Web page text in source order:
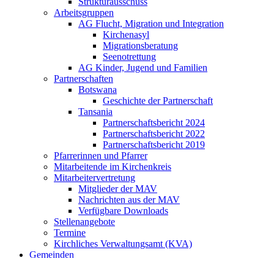
Arbeitsgruppen
AG Flucht, Migration und Integration
Kirchenasyl
Migrationsberatung
Seenotrettung
AG Kinder, Jugend und Familien
Partnerschaften
Botswana
Geschichte der Partnerschaft
Tansania
Partnerschaftsbericht 2024
Partnerschaftsbericht 2022
Partnerschaftsbericht 2019
Pfarrerinnen und Pfarrer
Mitarbeitende im Kirchenkreis
Mitarbeitervertretung
Mitglieder der MAV
Nachrichten aus der MAV
Verfügbare Downloads
Stellenangebote
Termine
Kirchliches Verwaltungsamt (KVA)
Gemeinden